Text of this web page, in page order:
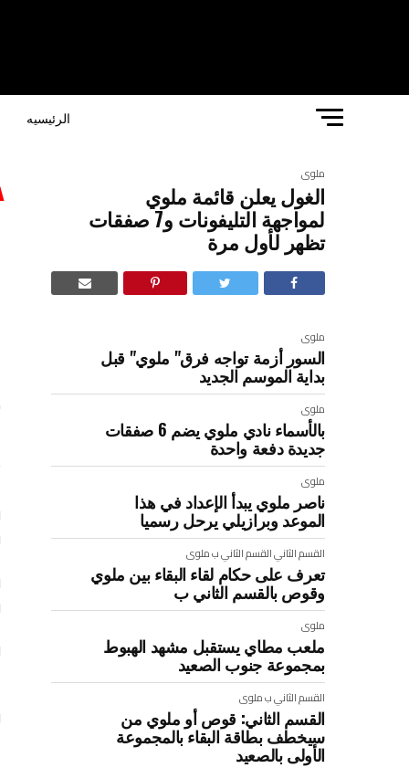
الرئيسيه
ملوى
الغول يعلن قائمة ملوي
لمواجهة التليفونات و7 صفقات
تظهر لأول مرة
ملوى
السور أزمة تواجه فرق" ملوي" قبل
بداية الموسم الجديد
ملوى
بالأسماء نادي ملوي يضم 6 صفقات
جديدة دفعة واحدة
ملوى
ناصر ملوي يبدأ الإعداد في هذا
الموعد وبرازيلي يرحل رسميا
القسم الثانيالقسم الثاني بملوى
تعرف على حكام لقاء البقاء بين ملوي
وقوص بالقسم الثاني ب
ملوى
ملعب مطاي يستقبل مشهد الهبوط
بمجموعة جنوب الصعيد
القسم الثاني بملوى
القسم الثاني: قوص أو ملوي من
سيخطف بطاقة البقاء بالمجموعة
الأولى بالصعيد